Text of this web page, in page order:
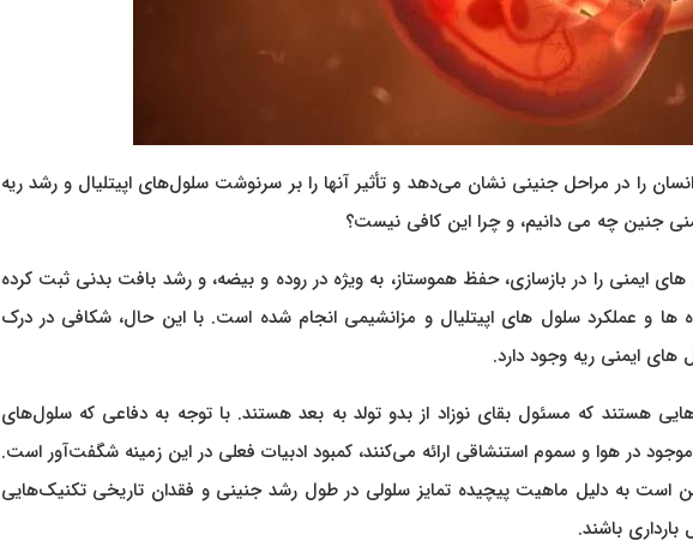
را در مراحل جنینی نشان می‌دهد و تأثیر آنها را بر سرنوشت سلول‌های اپیتلیال و رشد ریه
جنین چه می دانیم، و چرا این کافی نیست؟
ایمنی را در بازسازی، حفظ هموستاز، به ویژه در روده و بیضه، و رشد بافت بدنی ثبت کرده
ها و عملکرد سلول های اپیتلیال و مزانشیمی انجام شده است. با این حال، شکافی در درک
ایمنی ریه وجود دارد.
هستند که مسئول بقای نوزاد از بدو تولد به بعد هستند. با توجه به دفاعی که سلول‌های
در هوا و سموم استنشاقی ارائه می‌کنند، کمبود ادبیات فعلی در این زمینه شگفت‌آور است.
است به دلیل ماهیت پیچیده تمایز سلولی در طول رشد جنینی و فقدان تاریخی تکنیک‌هایی
باشند.